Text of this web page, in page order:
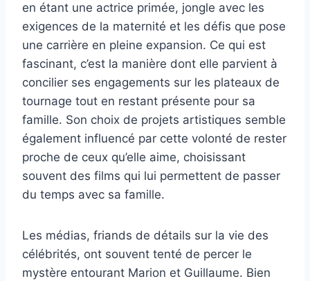
en étant une actrice primée, jongle avec les
exigences de la maternité et les défis que pose
une carrière en pleine expansion. Ce qui est
fascinant, c’est la manière dont elle parvient à
concilier ses engagements sur les plateaux de
tournage tout en restant présente pour sa
famille. Son choix de projets artistiques semble
également influencé par cette volonté de rester
proche de ceux qu’elle aime, choisissant
souvent des films qui lui permettent de passer
du temps avec sa famille.
Les médias, friands de détails sur la vie des
célébrités, ont souvent tenté de percer le
mystère entourant Marion et Guillaume. Bien